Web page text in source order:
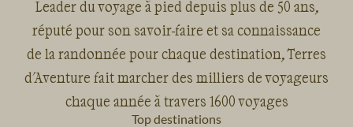
Leader du voyage à pied depuis plus de 50 ans,
réputé pour son savoir-faire et sa connaissance
de la randonnée pour chaque destination, Terres
d'Aventure fait marcher des milliers de voyageurs
chaque année à travers 1600 voyages
Top destinations